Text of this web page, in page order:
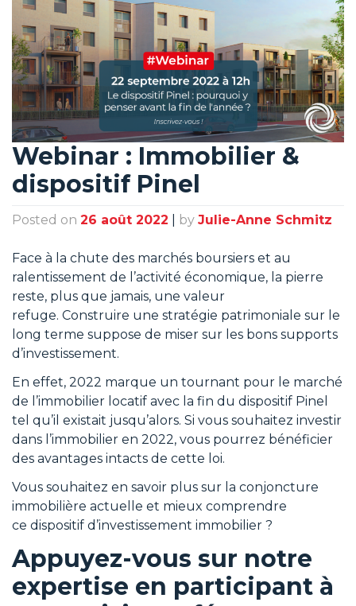
Webinar : Immobilier &
dispositif Pinel
Posted on 26 août 2022 by Julie-Anne Schmitz
Face à la chute des marchés boursiers et au
ralentissement de l’activité économique, la pierre
reste, plus que jamais, une valeur
refuge. Construire une stratégie patrimoniale sur le
long terme suppose de miser sur les bons supports
d’investissement.
En effet, 2022 marque un tournant pour le marché
de l’immobilier locatif avec la fin du dispositif Pinel
tel qu’il existait jusqu’alors. Si vous souhaitez investir
dans l’immobilier en 2022, vous pourrez bénéficier
des avantages intacts de cette loi.
Vous souhaitez en savoir plus sur la conjoncture
immobilière actuelle et mieux comprendre
ce dispositif d’investissement immobilier ?
Appuyez-vous sur notre
expertise en participant à